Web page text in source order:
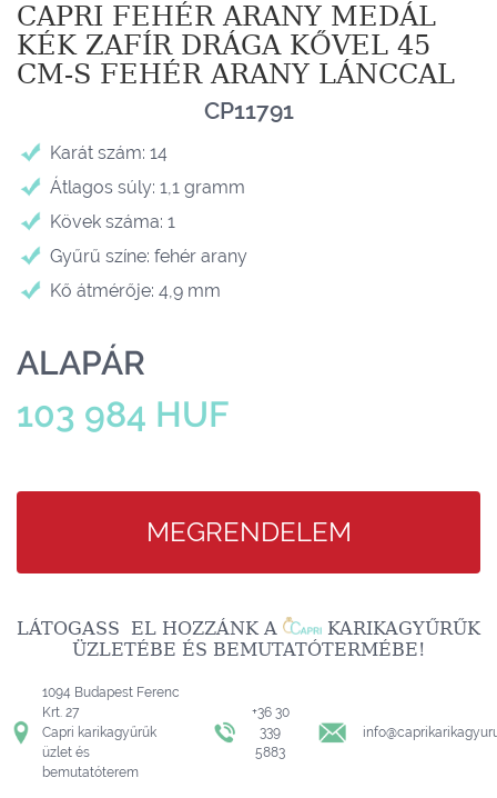
CAPRI FEHÉR ARANY MEDÁL
KÉK ZAFÍR DRÁGA KŐVEL 45
CM-S FEHÉR ARANY LÁNCCAL
CP11791
Karát szám: 14
Átlagos súly: 1,1 gramm
Kövek száma: 1
Gyűrű színe: fehér arany
Kő átmérője: 4,9 mm
ALAPÁR
103 984 HUF
MEGRENDELEM
LÁTOGASS EL HOZZÁNK A
KARIKAGYŰRŰK
ÜZLETÉBE ÉS BEMUTATÓTERMÉBE!
1094 Budapest Ferenc
Krt. 27
Capri karikagyűrűk
üzlet és
bemutatóterem
+36 30
339
5883